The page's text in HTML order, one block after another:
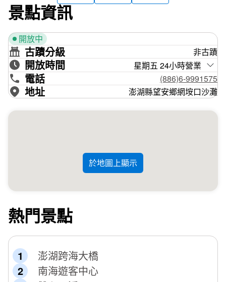
景點資訊
開放中
古蹟分級 非古蹟
開放時間 星期五 24小時營業
電話 (886)6-9991575
地址 澎湖縣望安鄉網垵口沙灘
於地圖上顯示
熱門景點
澎湖跨海大橋
南海遊客中心